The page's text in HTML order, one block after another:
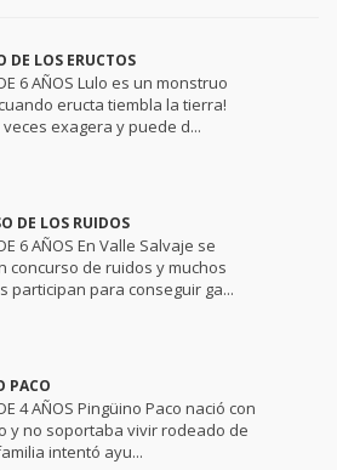
DE LOS ERUCTOS
6 AÑOS Lulo es un monstruo
eructa tiembla la tierra!
exagera y puede d...
DE LOS RUIDOS
6 AÑOS En Valle Salvaje se
concurso de ruidos y muchos
participan para conseguir ga...
PACO
4 AÑOS Pingüino Paco nació con
y no soportaba vivir rodeado de
intentó ayu...